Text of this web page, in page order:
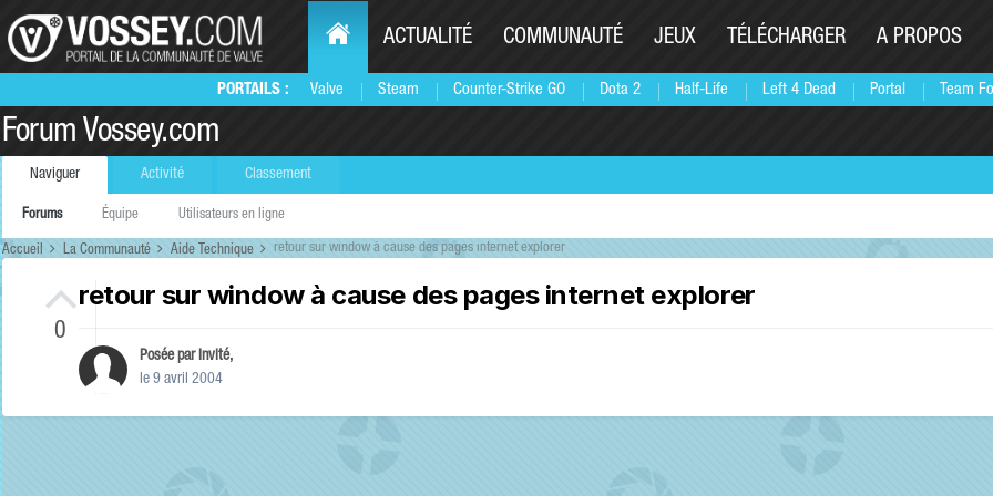
PORTAILS : Valve Steam Counter-Strike GO Dota 2 Half-Life Left 4 Dead Portal Team
ACTUALITÉ COMMUNAUTÉ JEUX TÉLÉCHARGER A PROPOS
Forum Vossey.com
Naviguer
Forums Équipe Utilisateurs en ligne
Activité Classement
Accueil La Communauté Aide Technique retour sur window à cause des pages internet explorer
0
retour sur window à cause des pages internet explorer
Posée par Invité,
le 9 avril 2004